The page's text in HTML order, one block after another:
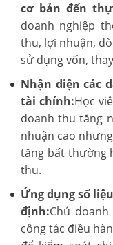
cơ bản đến
doanh nghiệp
thu, lợi nhuận,
sử dụng vốn,
Nhận diện các
tài chính:Học
doanh thu tăng
nhuận cao
tăng bất thường
thu.
Ứng dụng số
định:Chủ
công tác điều